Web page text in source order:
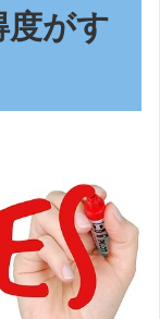
度がす